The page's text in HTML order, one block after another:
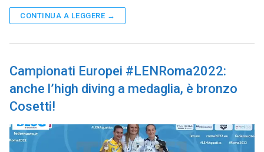
CONTINUA A LEGGERE →
Campionati Europei #LENRoma2022:
anche l’high diving a medaglia, è bronzo
Cosetti!